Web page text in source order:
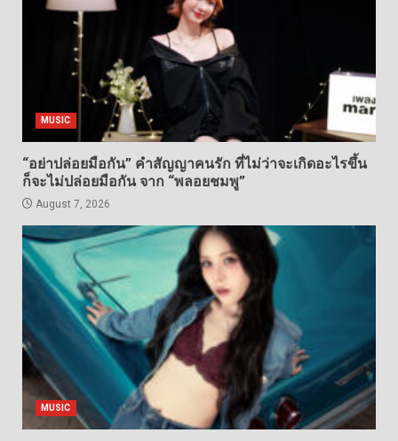
MUSIC
“อย่าปล่อยมือกัน” คำสัญญาคนรัก ที่ไม่ว่าจะเกิดอะไรขึ้น
ก็จะไม่ปล่อยมือกัน จาก “พลอยชมพู”
August 7, 2026
MUSIC